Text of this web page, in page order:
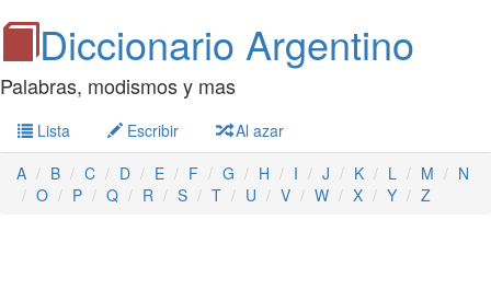
Diccionario Argentino
Palabras, modismos y mas
Lista Escribir
Al azar
A
B C D E F G H I J K L M
N
O
P Q R S T U V W X Y Z